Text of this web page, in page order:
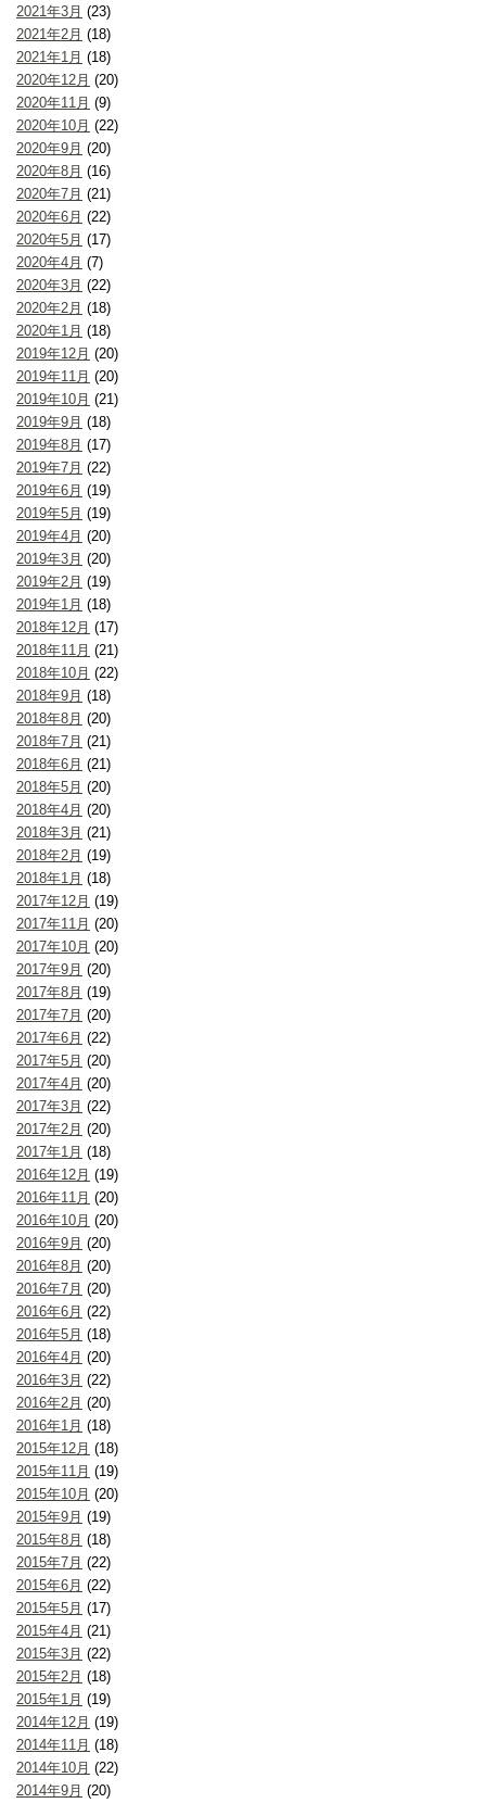
2021年3月 (23)
2021年2月 (18)
2021年1月 (18)
2020年12月 (20)
2020年11月 (9)
2020年10月 (22)
2020年9月 (20)
2020年8月 (16)
2020年7月 (21)
2020年6月 (22)
2020年5月 (17)
2020年4月 (7)
2020年3月 (22)
2020年2月 (18)
2020年1月 (18)
2019年12月 (20)
2019年11月 (20)
2019年10月 (21)
2019年9月 (18)
2019年8月 (17)
2019年7月 (22)
2019年6月 (19)
2019年5月 (19)
2019年4月 (20)
2019年3月 (20)
2019年2月 (19)
2019年1月 (18)
2018年12月 (17)
2018年11月 (21)
2018年10月 (22)
2018年9月 (18)
2018年8月 (20)
2018年7月 (21)
2018年6月 (21)
2018年5月 (20)
2018年4月 (20)
2018年3月 (21)
2018年2月 (19)
2018年1月 (18)
2017年12月 (19)
2017年11月 (20)
2017年10月 (20)
2017年9月 (20)
2017年8月 (19)
2017年7月 (20)
2017年6月 (22)
2017年5月 (20)
2017年4月 (20)
2017年3月 (22)
2017年2月 (20)
2017年1月 (18)
2016年12月 (19)
2016年11月 (20)
2016年10月 (20)
2016年9月 (20)
2016年8月 (20)
2016年7月 (20)
2016年6月 (22)
2016年5月 (18)
2016年4月 (20)
2016年3月 (22)
2016年2月 (20)
2016年1月 (18)
2015年12月 (18)
2015年11月 (19)
2015年10月 (20)
2015年9月 (19)
2015年8月 (18)
2015年7月 (22)
2015年6月 (22)
2015年5月 (17)
2015年4月 (21)
2015年3月 (22)
2015年2月 (18)
2015年1月 (19)
2014年12月 (19)
2014年11月 (18)
2014年10月 (22)
2014年9月 (20)